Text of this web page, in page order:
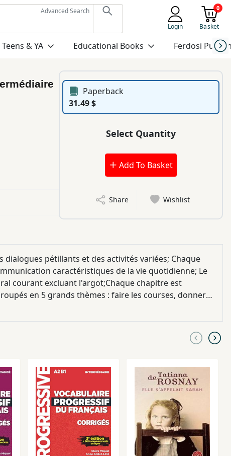
Advanced Search
Login
0
Basket
& YA Educational Books Ferdosi
Paperback
31.49 $
Select Quantity
Add To Basket
Share Wishlist
pétillants et des activités variées; Chaque
caractéristiques de la vie quotidienne; Le
courant excluant l'argot;Chaque chapitre est
en 5 grands thèmes : faire les courses, donner
les contacts sociaux, la discussion et le
le reste de la collection, propose une série de cours,
vivants et concrets qu'on retrouvera sur support audio.
des remarques lexicales, culturelles et
corrigés commentés dans un livret. Les dialogues